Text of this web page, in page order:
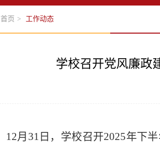
首页 > 工作动态
学校召开党风廉政
12月31日，学校召开2025年下